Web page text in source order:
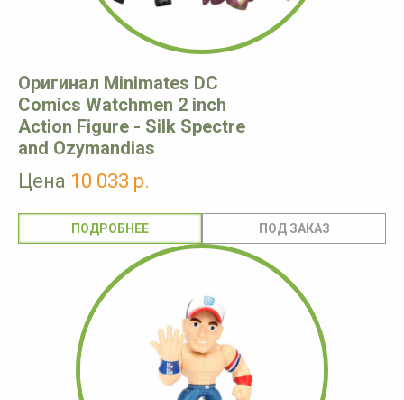
Оригинал Minimates DC
Comics Watchmen 2 inch
Action Figure - Silk Spectre
and Ozymandias
Цена 10 033 р.
ПОДРОБНЕЕ